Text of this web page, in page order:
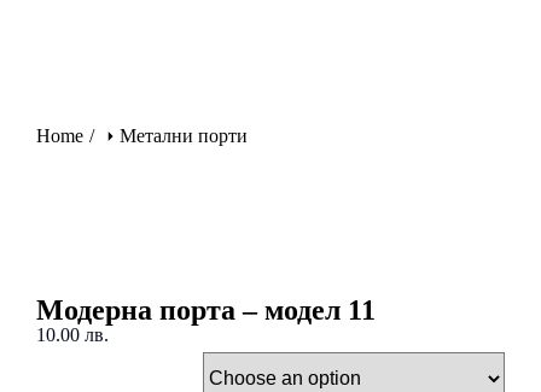
You are here:
Home Метални порти
Модерна порта – модел 11
10.00 лв.